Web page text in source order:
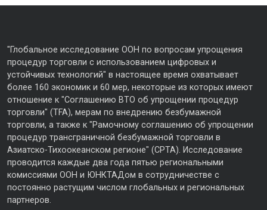
"Глобальное исследование ООН по вопросам упрощения
процедур торговли с использованием цифровых и
устойчивых технологий" в настоящее время охватывает
более 160 экономик и 60 мер, некоторые из которых имеют
отношение к "Соглашению ВТО об упрощении процедур
торговли" (TFA), мерам по внедрению безбумажной
торговли, а также к "Рамочному соглашению об упрощении
процедур трансграничной безбумажной торговли в
Азиатско-Тихоокеанском регионе" (CPTA). Исследование
проводится каждые два года пятью региональными
комиссиями ООН и ЮНКТАДом в сотрудничестве с
постоянно растущим числом глобальных и региональных
партнеров.